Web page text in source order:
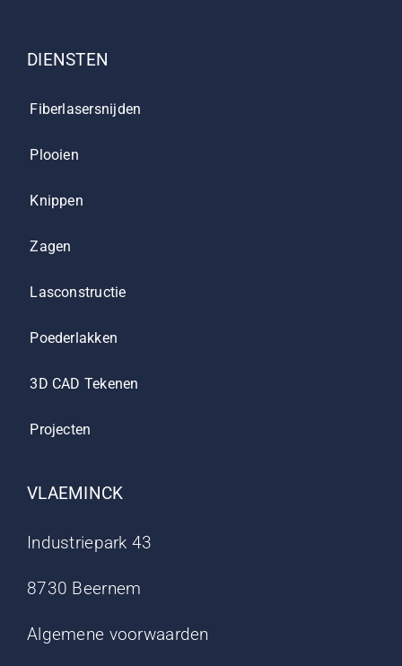
DIENSTEN
Fiberlasersnijden
Plooien
Knippen
Zagen
Lasconstructie
Poederlakken
3D CAD Tekenen
Projecten
VLAEMINCK
Industriepark 43
8730 Beernem
Algemene voorwaarden